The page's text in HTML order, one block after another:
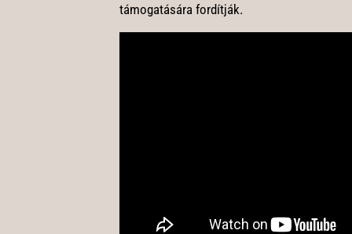
támogatására fordítják.